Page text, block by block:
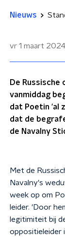
Nieuws
vr 1 maart 2024
De
vanmiddag
dat Poetin 'al
dat de
de Navalny
Met de
Navalny's
week op om
leider. 'Door
legitimiteit bij
oppositieleider